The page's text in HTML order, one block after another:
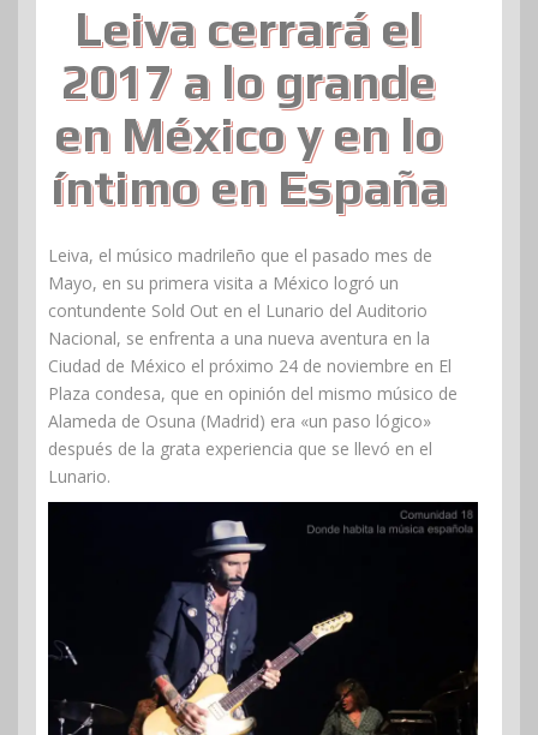
Leiva cerrará el
2017 a lo grande
en México y en lo
íntimo en España
Leiva, el músico madrileño que el pasado mes de
Mayo, en su primera visita a México logró un
contundente Sold Out en el Lunario del Auditorio
Nacional, se enfrenta a una nueva aventura en la
Ciudad de México el próximo 24 de noviembre en El
Plaza condesa, que en opinión del mismo músico de
Alameda de Osuna (Madrid) era «un paso lógico»
después de la grata experiencia que se llevó en el
Lunario.